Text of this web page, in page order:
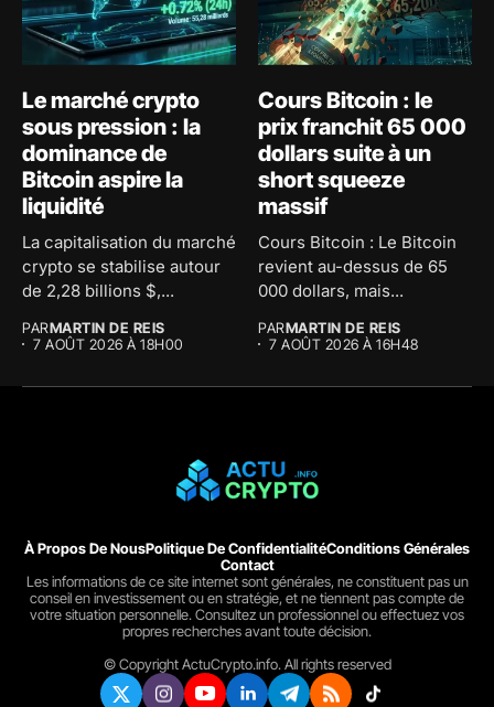
Le marché crypto
sous pression : la
dominance de
Bitcoin aspire la
liquidité
La capitalisation du marché
crypto se stabilise autour
de 2,28 billions $,...
PARMARTIN DE REIS
7 AOÛT 2026 À 18H00
Cours Bitcoin : le
prix franchit 65 000
dollars suite à un
short squeeze
massif
Cours Bitcoin : Le Bitcoin
revient au-dessus de 65
000 dollars, mais...
PARMARTIN DE REIS
7 AOÛT 2026 À 16H48
À Propos De NousPolitique De ConfidentialitéConditions Générales
Contact
Les informations de ce site internet sont générales, ne constituent pas un
conseil en investissement ou en stratégie, et ne tiennent pas compte de
votre situation personnelle. Consultez un professionnel ou effectuez vos
propres recherches avant toute décision.
© Copyright ActuCrypto.info. All rights reserved